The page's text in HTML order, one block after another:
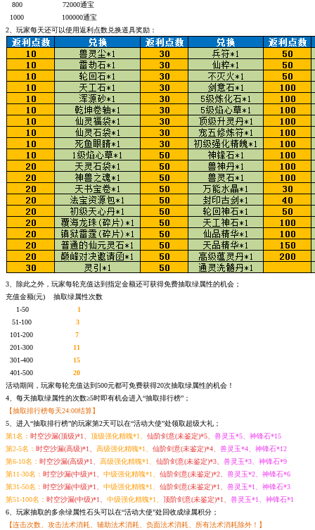
800 72000通宝
1000 100000通宝
2、玩家每天还可以使用返利点数兑换道具奖励：
3、除此之外，玩家每轮充值达到指定金额还可获得免费抽取绿属性的机会；
充值金额(元) 抽取绿属性次数
1-50 1
51-100 3
101-200 7
201-300 11
301-400 15
401-500 20
活动期间，玩家每轮充值达到500元都可免费获得20次抽取绿属性的机会！
4、每天抽取绿属性的次数≥5时即有机会进入“抽取排行榜”；
【抽取排行榜每天24:00结算】
5、进入“抽取排行榜”的玩家第2天可以在“活动大使”处领取超级大礼；
第1名： 时空沙漏(顶级)*1、 顶级强化精魄*1、 仙阶剑意(未鉴定)*5、 兽灵玉*5、神锋石*15
第2-5名： 时空沙漏(高级)*1、 高级强化精魄*1、 仙阶剑意(未鉴定)*4、 兽灵玉*4、神锋石*12
第6-10名： 时空沙漏(高级)*1、 高级强化精魄*1、 仙阶剑意(未鉴定)*3、 兽灵玉*3、神锋石*9
第11-30名： 时空沙漏(中级)*1、 中级强化精魄*1、 仙阶剑意(未鉴定)*2、 兽灵玉*2、神锋石*6
第31-50名： 时空沙漏(中级)*1、 中级强化精魄*1、 仙阶剑意(未鉴定)*1、 兽灵玉*1、神锋石*3
第51-100名： 时空沙漏(中级)*1、 中级强化精魄*1、 顶阶剑意(未鉴定)*1、 兽灵玉*1、神锋石*1
6、玩家抽取的多余绿属性石头可以在“活动大使”处回收成绿属积分；
【连击次数、攻击法术消耗、辅助法术消耗、负面法术消耗、所有法术消耗除外！】